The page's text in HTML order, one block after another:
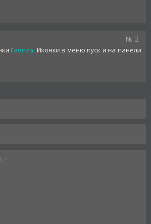
№ 2
Faenza. Иконки в меню пуск и на панели